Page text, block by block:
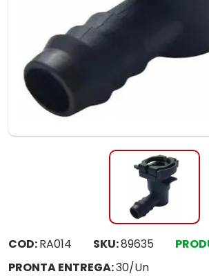
COD:RA014 SKU:89635
PRONTA ENTREGA:30/Un